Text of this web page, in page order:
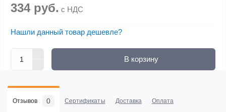
334 руб. с НДС
Нашли данный товар дешевле?
В корзину
Отзывов 0 Сертификаты Доставка Оплата